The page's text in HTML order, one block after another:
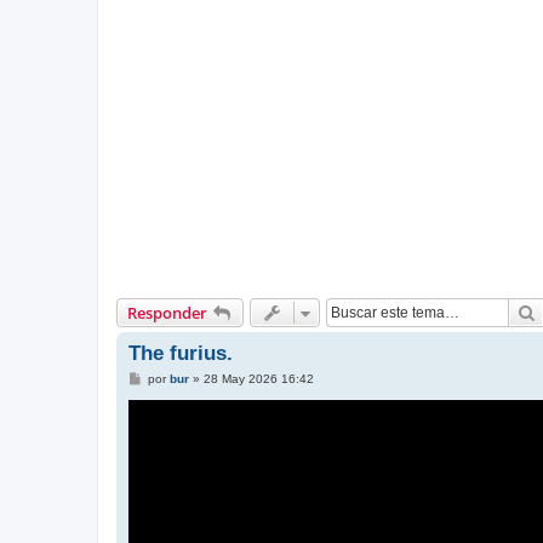
Responder
The furius.
Mporbur» 28 May 2026 16:42